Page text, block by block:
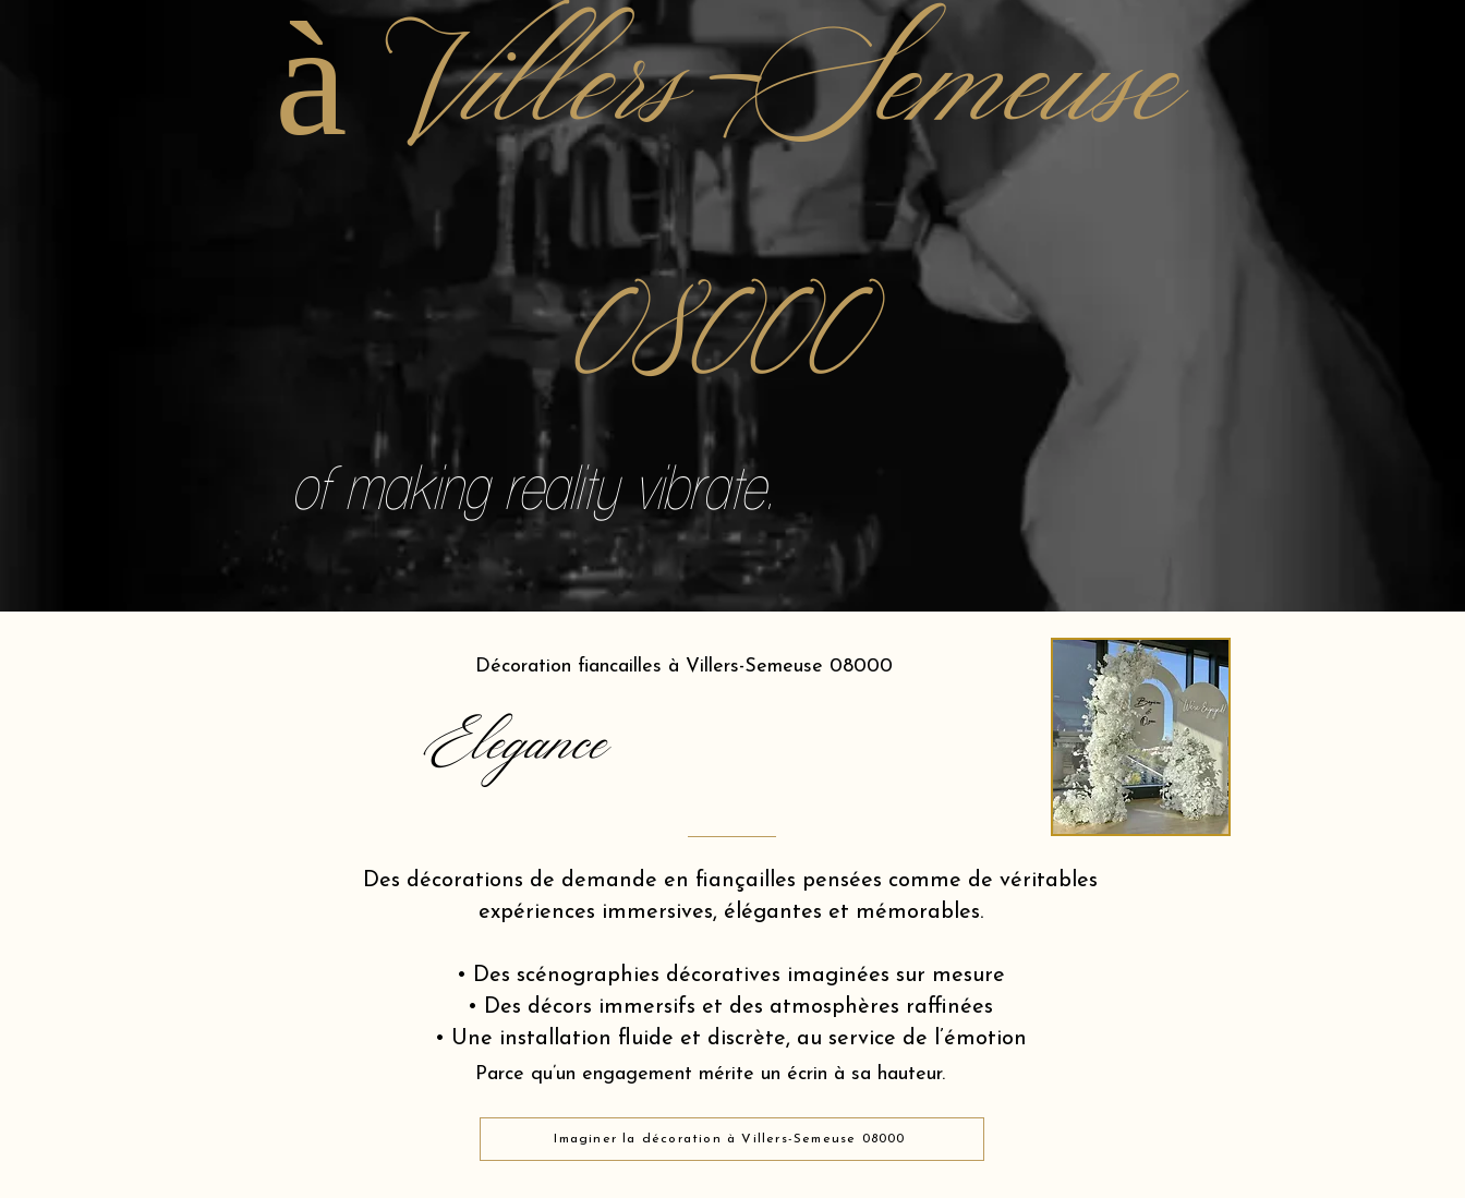
à Villers-Semeuse
08000
of making reality vibrate.
Décoration fiancailles à Villers-Semeuse 08000
Elegance
Des décorations de demande en fiançailles pensées comme de véritables
expériences immersives, élégantes et mémorables.
• Des scénographies décoratives imaginées sur mesure
• Des décors immersifs et des atmosphères raffinées
• Une installation fluide et discrète, au service de l’émotion
Parce qu’un engagement mérite un écrin à sa hauteur.
Imaginer la décoration à Villers-Semeuse 08000